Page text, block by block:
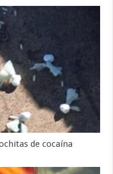
de cocaína